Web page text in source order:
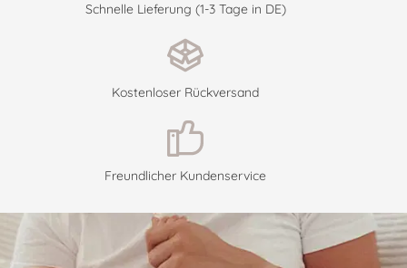
Schnelle Lieferung (1-3 Tage in DE)
Kostenloser Rückversand
Freundlicher Kundenservice